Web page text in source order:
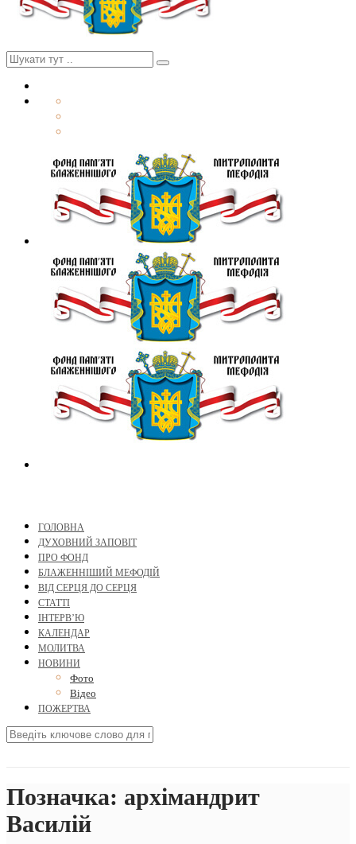
ГОЛОВНА
ДУХОВНИЙ ЗАПОВІТ
ПРО ФОНД
БЛАЖЕННІШИЙ МЕФОДІЙ
ВІД СЕРЦЯ ДО СЕРЦЯ
СТАТТІ
ІНТЕРВ’Ю
КАЛЕНДАР
МОЛИТВА
НОВИНИ
Фото
Відео
ПОЖЕРТВА
Позначка: архімандрит
Василій